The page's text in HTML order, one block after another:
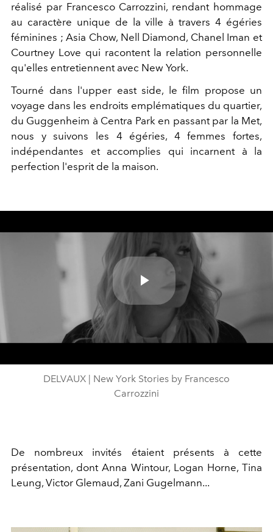
réalisé par Francesco Carrozzini, rendant hommage
au caractère unique de la ville à travers 4 égéries
féminines ; Asia Chow, Nell Diamond, Chanel Iman et
Courtney Love qui racontent la relation personnelle
qu'elles entretiennent avec New York.
Tourné dans l'upper east side, le film propose un
voyage dans les endroits emplématiques du quartier,
du Guggenheim à Centra Park en passant par la Met,
nous y suivons les 4 égéries, 4 femmes fortes,
indépendantes et accomplies qui incarnent à la
perfection l'esprit de la maison.
Play
DELVAUX | New York Stories by Francesco
Carrozzini
De nombreux invités étaient présents à cette
présentation, dont Anna Wintour, Logan Horne, Tina
Leung, Victor Glemaud, Zani Gugelmann...